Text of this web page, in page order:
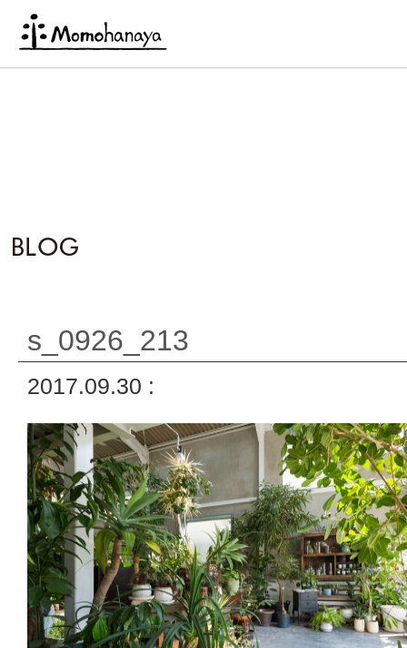
s_0926_213
2017.09.30 :